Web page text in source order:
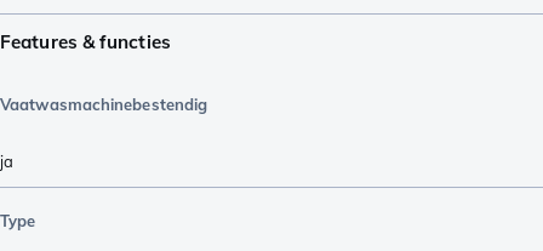
Features & functies
Vaatwasmachinebestendig
ja
Type